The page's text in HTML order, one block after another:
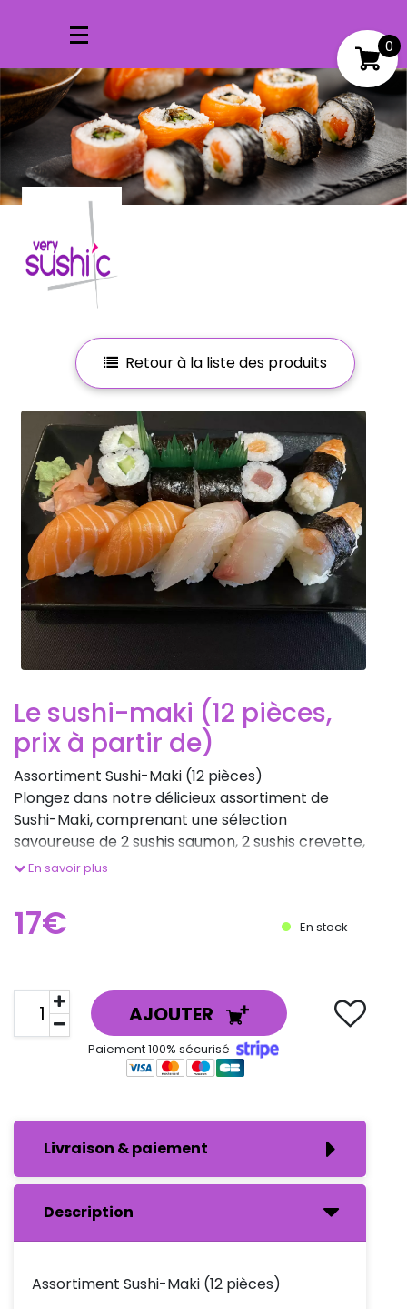
Mon compte
Mes favoris
0
Retour à la liste des produits
Le sushi-maki (12 pièces,
prix à partir de)
Assortiment Sushi-Maki (12 pièces)
Plongez dans notre délicieux assortiment de
Sushi-Maki, comprenant une sélection
savoureuse de 2 sushis saumon, 2 sushis crevette,
2 sushis daurade, 2 makis saumon, 2 makis thon,
Chaque
En savoir plus
17€ En stock
AJOUTER
Paiement 100% sécurisé
Livraison & paiement
Description
Assortiment Sushi-Maki (12 pièces)